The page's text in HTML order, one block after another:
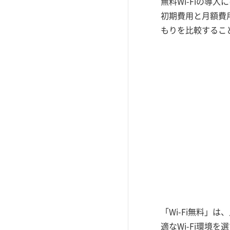
初期費用と月額費
もりを比較する
「Wi-Fi無料」は
適なWi-Fi環境を